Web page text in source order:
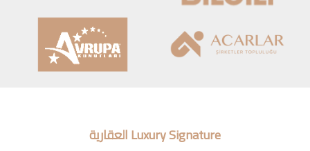
Luxury Signature العقارية